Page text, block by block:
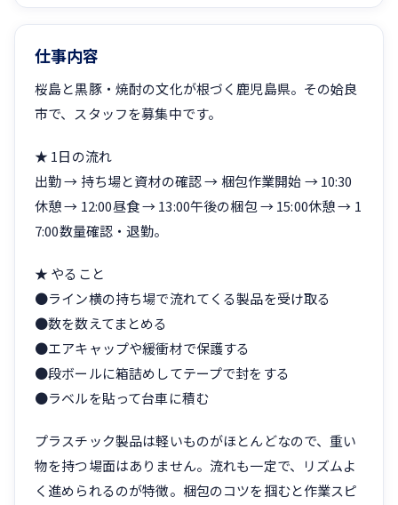
仕事内容
桜島と黒豚・焼酎の文化が根づく鹿児島県。その姶良
市で、スタッフを募集中です。
★ 1日の流れ
出勤 → 持ち場と資材の確認 → 梱包作業開始 → 10:30
休憩 → 12:00昼食 → 13:00午後の梱包 → 15:00休憩 → 1
7:00数量確認・退勤。
★ やること
●ライン横の持ち場で流れてくる製品を受け取る
●数を数えてまとめる
●エアキャップや緩衝材で保護する
●段ボールに箱詰めしてテープで封をする
●ラベルを貼って台車に積む
プラスチック製品は軽いものがほとんどなので、重い
物を持つ場面はありません。流れも一定で、リズムよ
く進められるのが特徴。梱包のコツを掴むと作業スピ